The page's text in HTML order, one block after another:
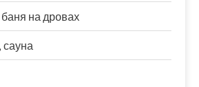
на дровах
сауна